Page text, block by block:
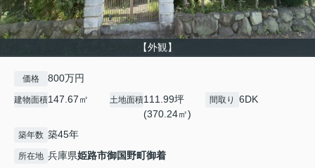
【外観】
価格 800万円
建物面積147.67㎡ 土地面積111.99坪
(370.24㎡)
間取り 6DK
築年数 築45年
所在地 兵庫県姫路市御国野町御着